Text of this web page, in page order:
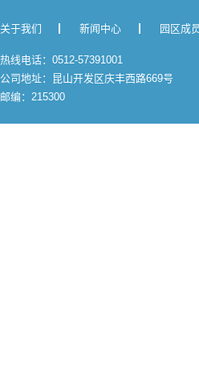
关于我们 新闻中心 园区成员
热线电话：0512-57391001
公司地址：昆山开发区庆丰西路669号
邮编：215300